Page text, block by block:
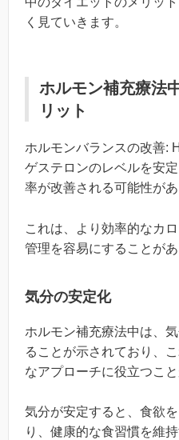
く見ていきます。
ホルモン補充療法
リット
ホルモンバランスの改善:
ゲステロンのレベルを安
率が改善される可能性があ
これは、より効率的なカ
管理を容易にすることがあ
気分の安定化
ホルモン補充療法中は、
ることが示されており、
なアプローチに役立つこと
気分が安定すると、食欲
り、健康的な食習慣を維